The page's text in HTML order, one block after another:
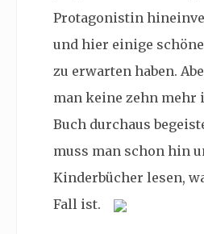
Protagonistin
und hier einige
zu erwarten haben.
man keine zehn mehr
Buch durchaus
muss man schon hin
Kinderbücher lesen,
Fall ist.